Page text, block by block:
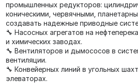
промышленных редукторов:
коническими, червячными,
создавать надежные приводные
🔧 Насосных агрегатов на
и химических заводах.
🔧 Вентиляторов и дымососов в
вентиляции.
🔧 Конвейерных линий в угольных
элеваторах.